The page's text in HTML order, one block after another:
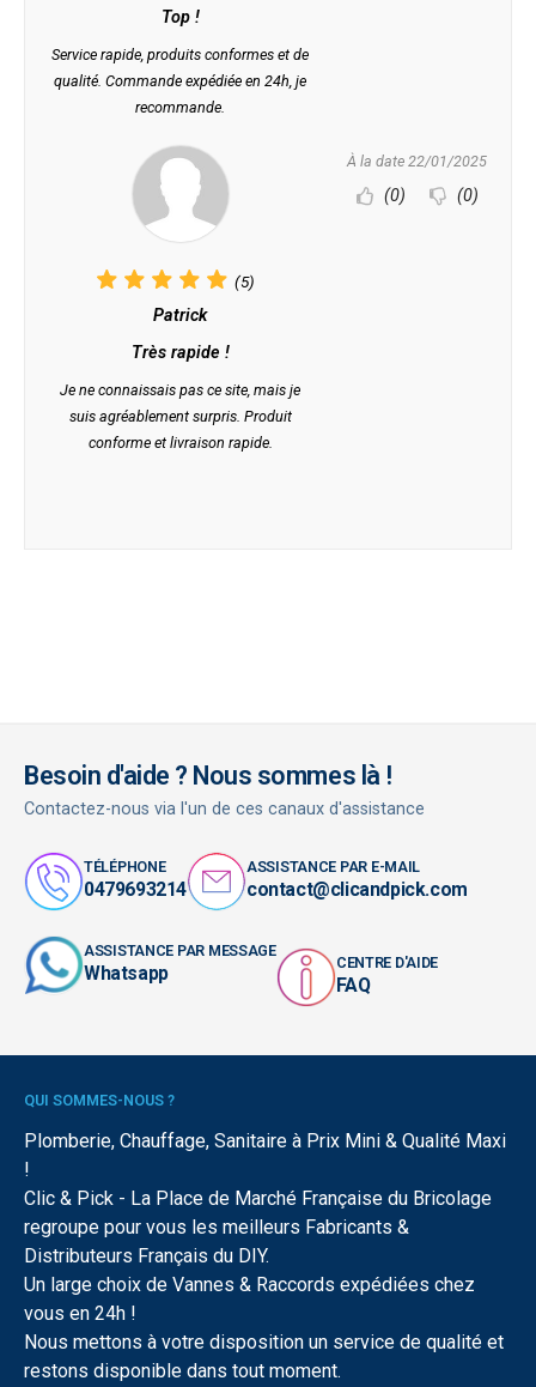
Top !
Service rapide, produits conformes et de
qualité. Commande expédiée en 24h, je
recommande.
(5)
Patrick
Très rapide !
Je ne connaissais pas ce site, mais je
suis agréablement surpris. Produit
conforme et livraison rapide.
À la date 22/01/2025
(0) (0)
Besoin d'aide ? Nous sommes là !
Contactez-nous via l'un de ces canaux d'assistance
TÉLÉPHONE
0479693214
ASSISTANCE PAR E-MAIL
contact@clicandpick.com
ASSISTANCE PAR MESSAGE
Whatsapp CENTRE D'AIDE
FAQ
QUI SOMMES-NOUS ?
Plomberie, Chauffage, Sanitaire à Prix Mini & Qualité Maxi
!
Clic & Pick - La Place de Marché Française du Bricolage
regroupe pour vous les meilleurs Fabricants &
Distributeurs Français du DIY.
Un large choix de Vannes & Raccords expédiées chez
vous en 24h !
Nous mettons à votre disposition un service de qualité et
restons disponible dans tout moment.